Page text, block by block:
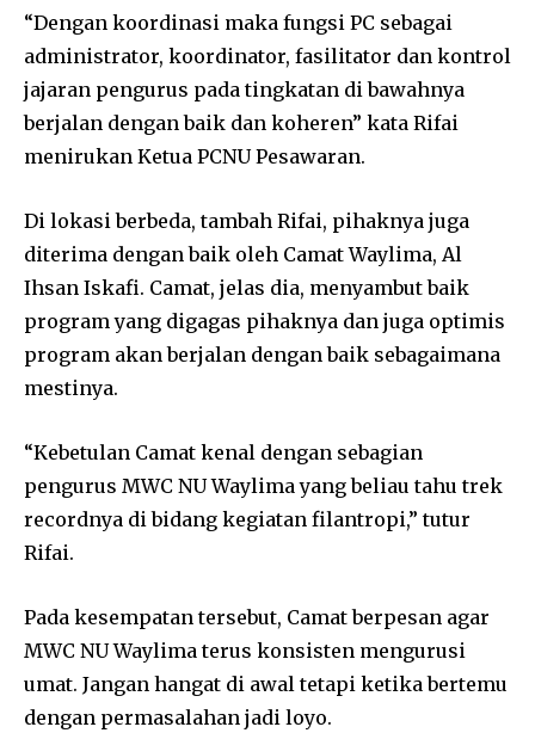
“Dengan koordinasi maka fungsi PC sebagai
administrator, koordinator, fasilitator dan kontrol
jajaran pengurus pada tingkatan di bawahnya
berjalan dengan baik dan koheren” kata Rifai
menirukan Ketua PCNU Pesawaran.
Di lokasi berbeda, tambah Rifai, pihaknya juga
diterima dengan baik oleh Camat Waylima, Al
Ihsan Iskafi. Camat, jelas dia, menyambut baik
program yang digagas pihaknya dan juga optimis
program akan berjalan dengan baik sebagaimana
mestinya.
“Kebetulan Camat kenal dengan sebagian
pengurus MWC NU Waylima yang beliau tahu trek
recordnya di bidang kegiatan filantropi,” tutur
Rifai.
Pada kesempatan tersebut, Camat berpesan agar
MWC NU Waylima terus konsisten mengurusi
umat. Jangan hangat di awal tetapi ketika bertemu
dengan permasalahan jadi loyo.